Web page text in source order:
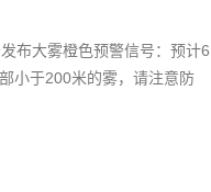
布大雾橙色预警信号：预计6
小于200米的雾，请注意防